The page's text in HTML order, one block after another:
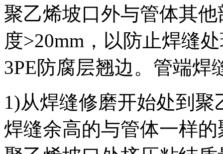
聚乙烯坡口外与管体其
度>20mm，以防止焊缝
3PE防腐层翘边。管端焊
1)从焊缝修磨开始处到聚
焊缝余高的与管体一样